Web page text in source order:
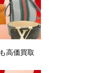
高価買取